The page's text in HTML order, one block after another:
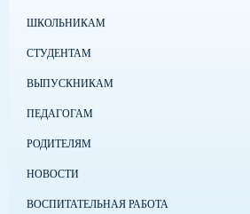
ШКОЛЬНИКАМ
СТУДЕНТАМ
ВЫПУСКНИКАМ
ПЕДАГОГАМ
РОДИТЕЛЯМ
НОВОСТИ
ВОСПИТАТЕЛЬНАЯ РАБОТА